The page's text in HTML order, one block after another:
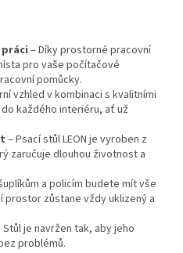
– Díky prostorné pracovní
pro vaše počítačové
pomůcky.
vzhled v kombinaci s kvalitními
každého interiéru, ať už
– Psací stůl LEON je vyroben z
zaručuje dlouhou životnost a
a policím budete mít vše
prostor zůstane vždy uklizený a
Stůl je navržen tak, aby jeho
problémů.